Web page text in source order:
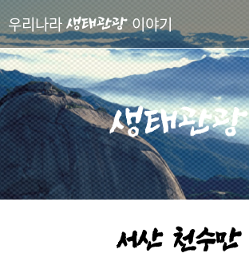
우리나라생태관광 이야기
생태관광
서산 천수만